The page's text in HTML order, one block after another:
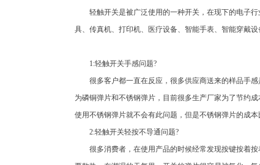
轻触开关是被广泛使用的一种开关，在现下的电子行
具、传真机、打印机、医疗设备、智能手表、智能穿戴
1:轻触开关手感问题?
很多客户都一直在反应，很多供应商送来的样品手感
为磷铜弹片和不锈钢弹片，目前很多生产厂家为了节约
使用不锈钢弹片就不会有此问题，但是不锈钢弹片的成
2:轻触开关轻按不导通问题?
很多消费者，在使用产品的时候经常发现按键按着按